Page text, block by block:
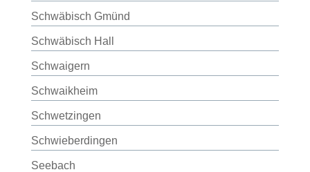
Schwäbisch Gmünd
Schwäbisch Hall
Schwaigern
Schwaikheim
Schwetzingen
Schwieberdingen
Seebach